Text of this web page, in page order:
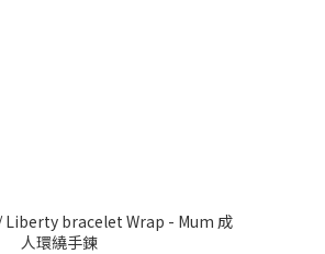
bracelet Wrap - Mum 成
人環繞手鍊